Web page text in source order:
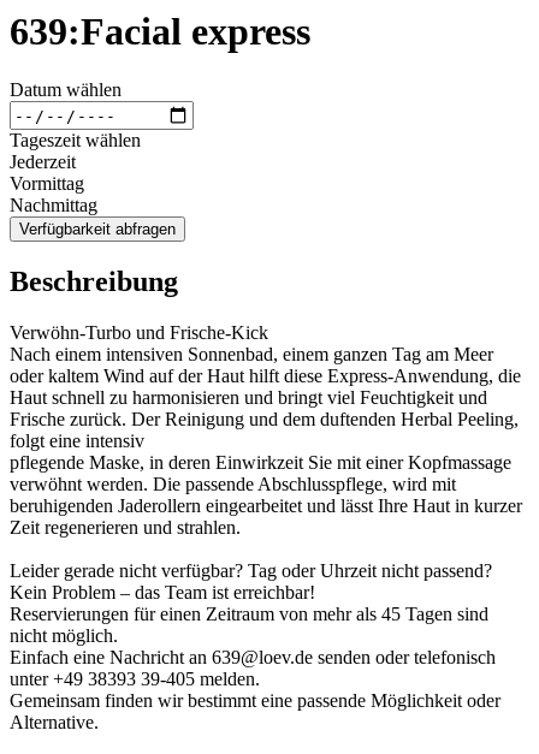
639:Facial express
Datum wählen
Tageszeit wählen
Jederzeit
Vormittag
Nachmittag
Verfügbarkeit abfragen
Beschreibung
Verwöhn-Turbo und Frische-Kick
Nach einem intensiven Sonnenbad, einem ganzen Tag am Meer
oder kaltem Wind auf der Haut hilft diese Express-Anwendung, die
Haut schnell zu harmonisieren und bringt viel Feuchtigkeit und
Frische zurück. Der Reinigung und dem duftenden Herbal Peeling,
folgt eine intensiv
pflegende Maske, in deren Einwirkzeit Sie mit einer Kopfmassage
verwöhnt werden. Die passende Abschlusspflege, wird mit
beruhigenden Jaderollern eingearbeitet und lässt Ihre Haut in kurzer
Zeit regenerieren und strahlen.
Leider gerade nicht verfügbar? Tag oder Uhrzeit nicht passend?
Kein Problem – das Team ist erreichbar!
Reservierungen für einen Zeitraum von mehr als 45 Tagen sind
nicht möglich.
Einfach eine Nachricht an 639@loev.de senden oder telefonisch
unter +49 38393 39-405 melden.
Gemeinsam finden wir bestimmt eine passende Möglichkeit oder
Alternative.